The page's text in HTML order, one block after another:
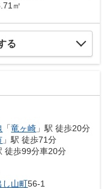
㎡
る
「竜ヶ崎 」駅 徒歩20分
」駅 徒歩71分
徒歩99分車20分
し山町56-1